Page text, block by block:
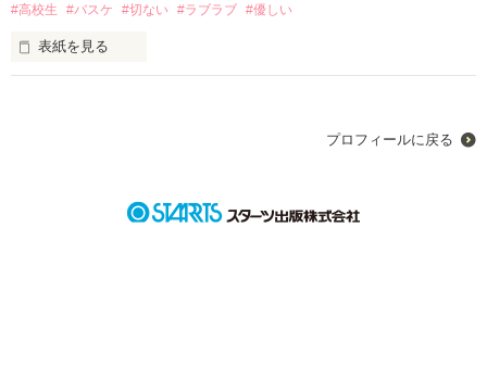
#高校生 #バスケ #切ない #ラブラブ #優しい
表紙を見る
プロフィールに戻る